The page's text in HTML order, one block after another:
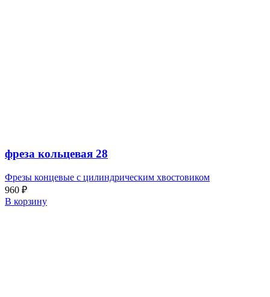
фреза кольцевая 28
Фрезы концевые с цилиндрическим хвостовиком
960 ₽
В корзину